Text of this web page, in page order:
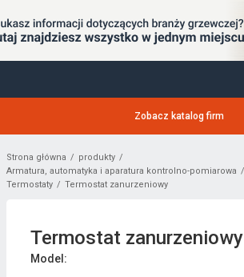
Zobacz katalog firm
Strona główna
produkty
Armatura, automatyka i aparatura kontrolno-pomiarowa
Termostaty
Termostat zanurzeniowy
Termostat zanurzeniowy
Model: